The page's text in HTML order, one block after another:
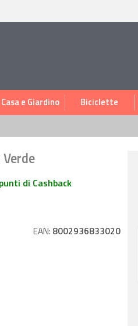
Casa e Giardino Biciclette
di Cashback
EAN: 8002936833020